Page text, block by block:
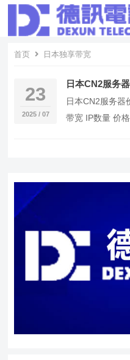
首页 日本独享带宽
23
2025 / 07
日本CN2服务器
日本CN2服务器
带宽 IP数量 价